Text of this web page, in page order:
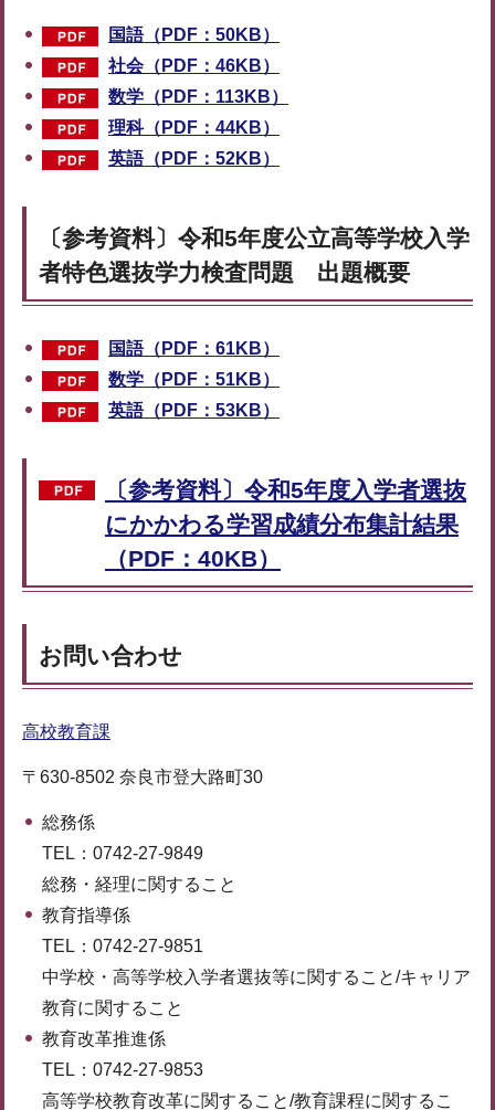
国語（PDF：50KB）
社会（PDF：46KB）
数学（PDF：113KB）
理科（PDF：44KB）
英語（PDF：52KB）
〔参考資料〕令和5年度公立高等学校入学
者特色選抜学力検査問題 出題概要
国語（PDF：61KB）
数学（PDF：51KB）
英語（PDF：53KB）
〔参考資料〕令和5年度入学者選抜
にかかわる学習成績分布集計結果
（PDF：40KB）
お問い合わせ
高校教育課
〒630-8502 奈良市登大路町30
総務係
TEL：0742-27-9849
総務・経理に関すること
教育指導係
TEL：0742-27-9851
中学校・高等学校入学者選抜等に関すること/キャリア
教育に関すること
教育改革推進係
TEL：0742-27-9853
高等学校教育改革に関すること/教育課程に関するこ